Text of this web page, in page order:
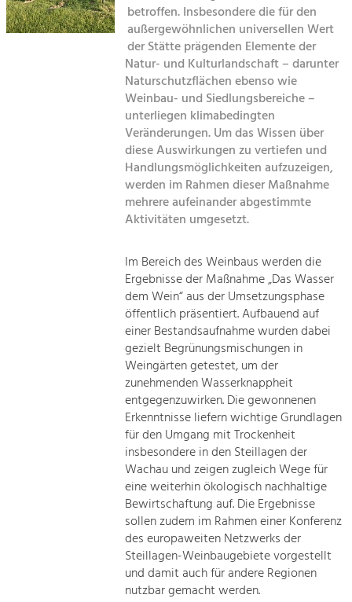
Landscape.
Offer Development and Positioning
Art & Culture
Crafts, Science and Research.
Social Affairs, Education
Equality, Youth and Integration.
Mobility & Energy
Climate Change, Public Transport and
Increase in Regional Value Added.
betroffen. Insbesondere die für den
außergewöhnlichen universellen Wert
der Stätte prägenden Elemente der
Natur- und Kulturlandschaft – darunter
Naturschutzflächen ebenso wie
Weinbau- und Siedlungsbereiche –
unterliegen klimabedingten
Veränderungen. Um das Wissen über
diese Auswirkungen zu vertiefen und
Handlungsmöglichkeiten aufzuzeigen,
werden im Rahmen dieser Maßnahme
mehrere aufeinander abgestimmte
Aktivitäten umgesetzt.
Im Bereich des Weinbaus werden die
Ergebnisse der Maßnahme „Das Wasser
dem Wein“ aus der Umsetzungsphase
öffentlich präsentiert. Aufbauend auf
einer Bestandsaufnahme wurden dabei
gezielt Begrünungsmischungen in
Weingärten getestet, um der
zunehmenden Wasserknappheit
entgegenzuwirken. Die gewonnenen
Erkenntnisse liefern wichtige Grundlagen
für den Umgang mit Trockenheit
insbesondere in den Steillagen der
Wachau und zeigen zugleich Wege für
eine weiterhin ökologisch nachhaltige
Bewirtschaftung auf. Die Ergebnisse
sollen zudem im Rahmen einer Konferenz
des europaweiten Netzwerks der
Steillagen-Weinbaugebiete vorgestellt
und damit auch für andere Regionen
nutzbar gemacht werden.